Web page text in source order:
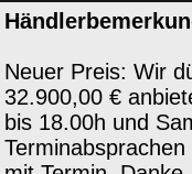
Neuer Preis: Wir
32.900,00 €
bis 18.00h und